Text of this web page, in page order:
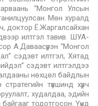
“Монгол Улсын
Мөн хуралд
доктор Ё.Жаргалсайхан
илтгэл тавив. ШУА-
А.Даваасүрэн “Монгол
сэдэвт илтгэл, Хятад
сэдэвт илтгэлдээ
нөхцөл байдлын
түвшинд хүрч
худалдаа, эдийн
байгааг тодотгосон. Үүнд